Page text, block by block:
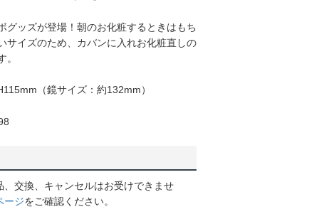
グッズが登場！朝のお化粧するときはもち
サイズのため、カバンに入れお化粧直しの
。
（鏡サイズ：約132mm）
、交換、キャンセルはお受けできませ
ージをご確認ください。